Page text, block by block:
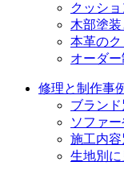
クッシ
木部塗
本革の
オーダ
修理と制作事
ブラン
ソファ
施工内容
生地別に